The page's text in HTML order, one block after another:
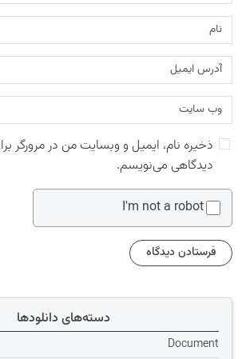
ذخیره نام، ایمیل و وبسایت من در مرورگر
دیدگاهی می‌نویسم.
I'm not a robot
دسته‌های دانلودها
Document